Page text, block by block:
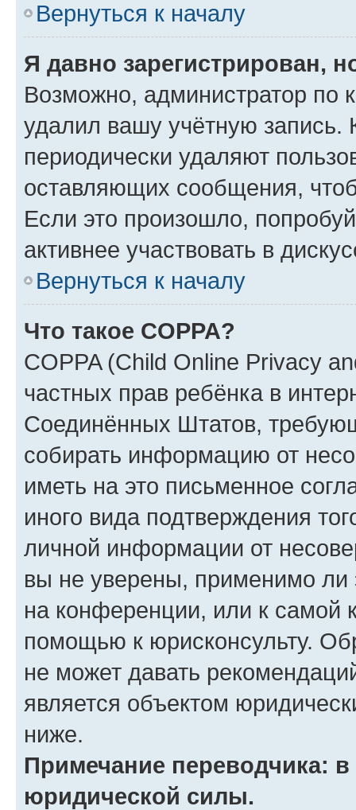
Вернуться к началу
Я давно зарегистрирован,
Возможно, администратор по
удалил вашу учётную запись.
периодически удаляют
оставляющих сообщения,
Если это произошло,
активнее участвовать в
Вернуться к началу
Что такое COPPA?
COPPA (Child Online Privacy
частных прав ребёнка в
Соединённых Штатов,
собирать информацию от
иметь на это письменное
иного вида подтверждения
личной информации от
вы не уверены, применимо ли
на конференции, или к самой
помощью к юрисконсульту.
не может давать
является объектом
ниже.
Примечание переводчика:
юридической силы.